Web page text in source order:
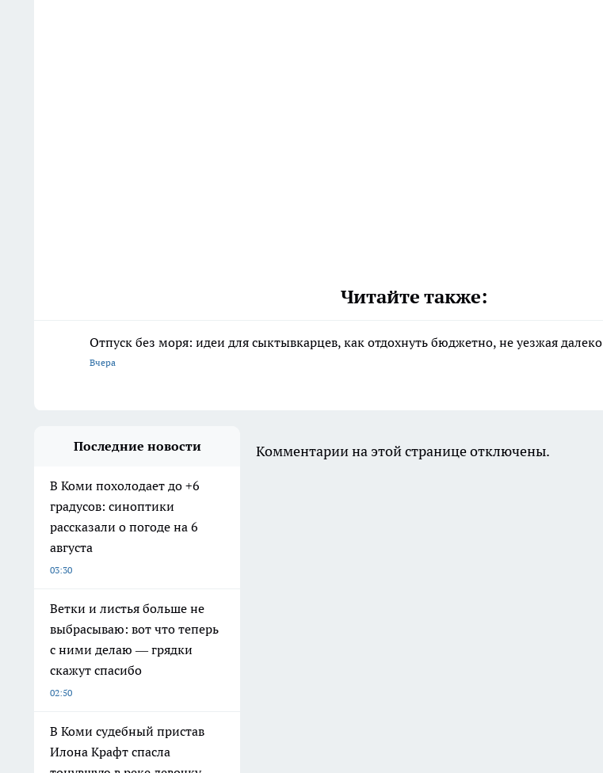
Читайте также:
Отпуск без моря: идеи для сыктывкарцев, как отдохнуть бюджетно, не уезжая далеко
Вчера
Последние новости
В Коми похолодает до +6
градусов: синоптики
рассказали о погоде на 6
августа
03:30
Ветки и листья больше не
выбрасываю: вот что теперь
с ними делаю — грядки
скажут спасибо
02:50
В Коми судебный пристав
Илона Крафт спасла
Комментарии на этой странице отключены.